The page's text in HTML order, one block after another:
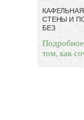
СТЕНЫ И
БЕЗ
Подробное
том, как